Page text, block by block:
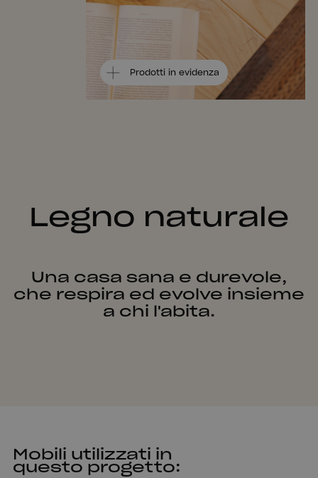
Prodotti in evidenza
Legno naturale
Una casa sana e durevole,
che respira ed evolve insieme
a chi l'abita.
Mobili utilizzati in
questo progetto: